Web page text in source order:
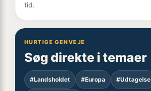
tid.
HURTIGE GENVEJE
Søg direkte i temaer
#Landsholdet #Europa #Udtagelse